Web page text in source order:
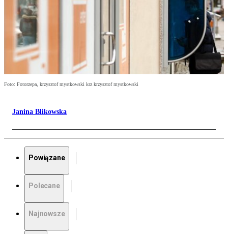
Foto: Fotorzepa, krzysztof mystkowski krz krzysztof mystkowski
Janina Blikowska
Powiązane
Polecane
Najnowsze